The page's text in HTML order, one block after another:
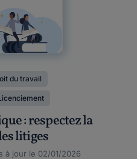
du travail
: respectez la
litiges
à jour le 02/01/2026